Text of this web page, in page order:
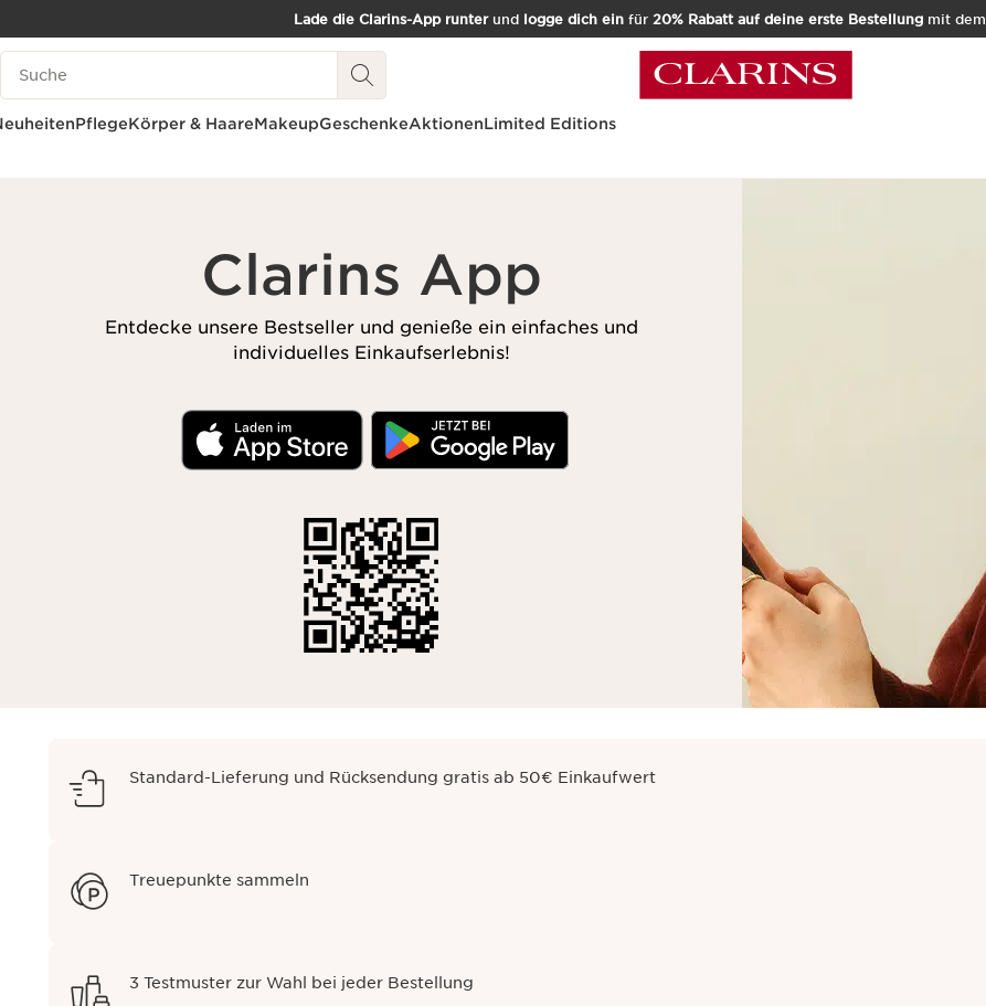
WEITER ZUM INHALT
Lade die Clarins-App runterund logge dich einfür 20% Rabatt auf deine erste Bestellungmit dem
Such-Historie
PflegeKörper & HaareMakeupGeschenkeAktionenLimited Editions
Clarins App
Entdecke unsere Bestseller und genieße ein einfaches und
individuelles Einkaufserlebnis!
Standard-Lieferung und Rücksendung gratis ab 50€ Einkaufwert
Treuepunkte sammeln
3 Testmuster zur Wahl bei jeder Bestellung